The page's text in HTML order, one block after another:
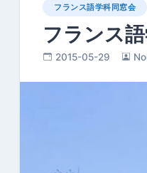
フランス語学科同窓会
フランス
2015-05-29